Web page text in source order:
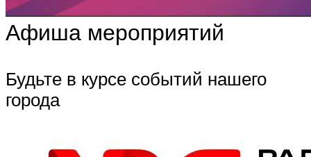
Афиша мероприятий
Будьте в курсе событий нашего
города